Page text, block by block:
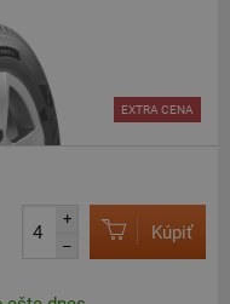
EXTRA CENA
+
–
Kúpiť